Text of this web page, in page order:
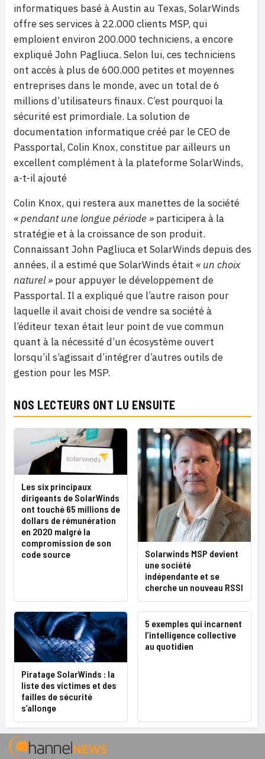
informatiques basé à Austin au Texas, SolarWinds
offre ses services à 22.000 clients MSP, qui
emploient environ 200.000 techniciens, a encore
expliqué John Pagliuca. Selon lui, ces techniciens
ont accès à plus de 600.000 petites et moyennes
entreprises dans le monde, avec un total de 6
millions d’utilisateurs finaux. C’est pourquoi la
sécurité est primordiale. La solution de
documentation informatique créé par le CEO de
Passportal, Colin Knox, constitue par ailleurs un
excellent complément à la plateforme SolarWinds,
a-t-il ajouté
Colin Knox, qui restera aux manettes de la société
« pendant une longue période » participera à la
stratégie et à la croissance de son produit.
Connaissant John Pagliuca et SolarWinds depuis des
années, il a estimé que SolarWinds était « un choix
naturel » pour appuyer le développement de
Passportal. Il a expliqué que l’autre raison pour
laquelle il avait choisi de vendre sa société à
l’éditeur texan était leur point de vue commun
quant à la nécessité d’un écosystème ouvert
lorsqu’il s’agissait d’intégrer d’autres outils de
gestion pour les MSP.
NOS LECTEURS ONT LU ENSUITE
Les six principaux
dirigeants de SolarWinds
ont touché 65 millions de
dollars de rémunération
en 2020 malgré la
compromission de son
code source
Solarwinds MSP devient
une société
indépendante et se
cherche un nouveau RSSI
Piratage SolarWinds : la
liste des victimes et des
failles de sécurité
s’allonge
5 exemples qui incarnent
l’intelligence collective
au quotidien